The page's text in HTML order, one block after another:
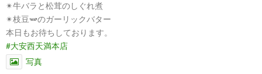
✴︎牛バラと松茸のしぐれ煮
✴︎枝豆🫛のガーリックバター
本日もお待ちしております。
#大安西天満本店
写真